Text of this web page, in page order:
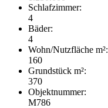
Schlafzimmer:
4
Bäder:
4
Wohn/Nutzfläche m²:
160
Grundstück m²:
370
Objektnummer:
M786